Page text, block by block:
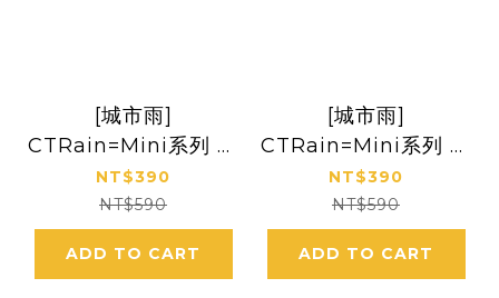
[城市雨]
CTRain=Mini系列 超
美漸層抗UV50+黑膠
晴雨口袋傘 五折
NT$390
NT$590
ADD TO CART
[城市雨]
CTRain=Mini系列 春
日方格 五折黑膠晴雨
傘
NT$390
NT$590
ADD TO CART